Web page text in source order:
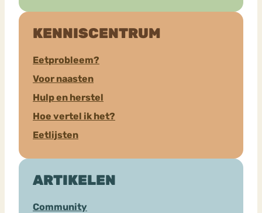
KENNISCENTRUM
Eetprobleem?
Voor naasten
Hulp en herstel
Hoe vertel ik het?
Eetlijsten
ARTIKELEN
Community